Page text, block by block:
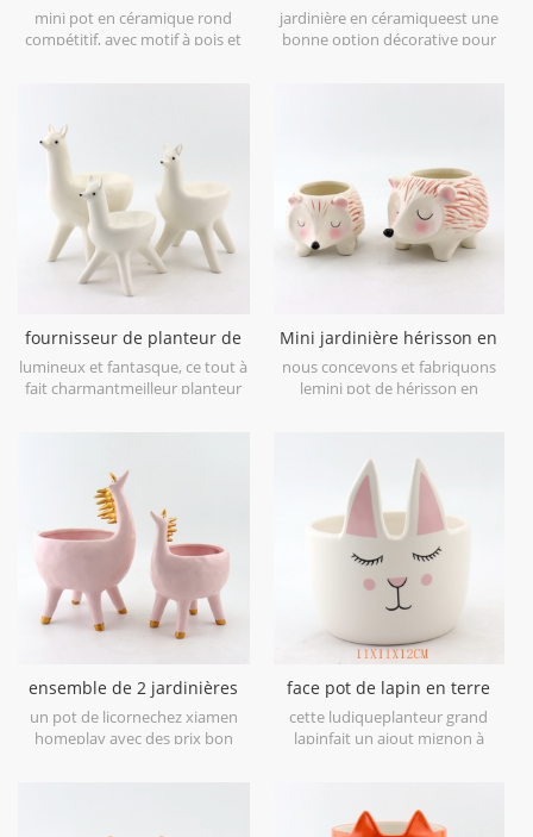
en céramique à petits points
noirs
mini pot en céramique rond
compétitif, avec motif à pois et
céramique à pieds
jardinière en céramiqueest une
bonne option décorative pour
fournisseur de planteur de
lama en céramique blanche
de Chine
lumineux et fantasque, ce tout à
fait charmantmeilleur planteur
votre espace.
Mini jardinière hérisson en
céramique lot de 2
nous concevons et fabriquons
lemini pot de hérisson en
ensemble de 2 jardinières
en céramique Licorne
un pot de licornechez xiamen
homeplay avec des prix bon
face pot de lapin en terre
cuite la plus populaire
cette ludiqueplanteur grand
lapinfait un ajout mignon à
charmant détailjardinière en